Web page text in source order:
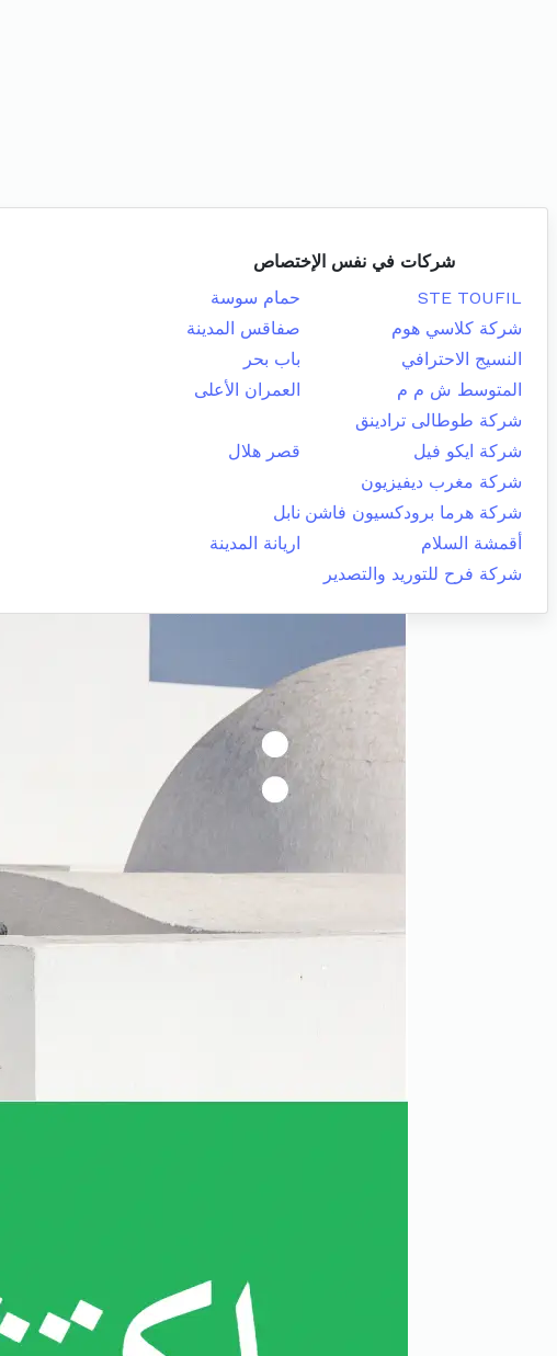
شركات في نفس الإختصاص
STE TOUFIL
حمام سوسة
شركة كلاسي هوم
صفاقس المدينة
النسيج الاحترافي
باب بحر
المتوسط ش م م
العمران الأعلى
شركة طوطالى ترادينق
شركة ايكو فيل
قصر هلال
شركة مغرب ديفيزيون
شركة هرما برودكسيون فاشن نابل
أقمشة السلام
اريانة المدينة
شركة فرح للتوريد والتصدير